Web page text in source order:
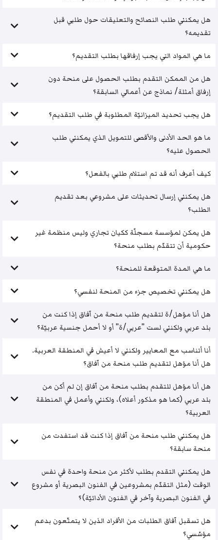
هل يمكنني طلب النصائح والتعليقات حول طلبي قبل
تقديمه؟
ما هي المواد التي يجب إرفاقها بطلب التقديم؟
هل من الممكن التقدم بطلب الحصول على منحة دون
إرفاق أمثلة/ نماذج عن أعمالي السابقة؟
هل يجب تحديد الميزانيّة المطلوبة في طلب التقديم؟
ما هو الحد الأدنى والأقصى للتمويل الذي يمكنني طلب
الحصول عليه؟
كيف أعرف أنه قد تم استلام طلبي بالفعل؟
هل يمكنني إرسال تحديثات على مشروعي بعد تقديم
الطلب؟
هل يمكن لمؤسسة مسجلّة ككيان تجاري وليس منظمة غير
حكومية أن تتقدّم بطلب منحة؟
ما هي المدة المتوقعة للمنحة؟
هل يمكنني تخصيص جزء من المنحة لنفسي؟
هل أنا مؤهل/ة لتقديم طلب منحة من آفاق إذا كنت من
بلد عربي ولكنني لست "عربي/ة" أو لا أحمل جنسية عربيّة؟
أنا أتناسب مع المعايير ولكنني لا أعيش في المنطقة العربية.
هل أنا مؤهل لتقديم طلب منحة من آفاق؟
هل أنا مؤهل للتقدم بطلب منحة من آفاق إن لم أكن من
بلد عربي (كما هو مذكور أعلاه)، ولكنني وأعمل في المنطقة
العربية؟
هل يمكنني طلب منحة من آفاق إذا كنت قد استفدت من
منحة سابقة؟
هل يمكنني التقدم بطلب لأكثر من منحة واحدة في نفس
الوقت (مثل التقدّم بمشروعين في الفنون البصرية أو مشروع
في الفنون البصرية وآخر في الفنون الأدائيّة)؟
هل تسقبل آفاق الطلبات من الأفراد الذين لا يتمتّعون بدعم
مؤسّسي؟